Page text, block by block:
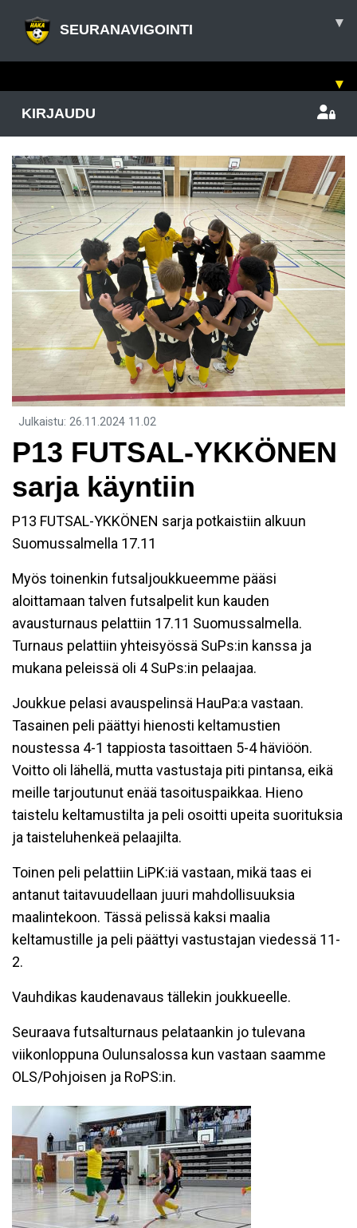
SEURANAVIGOINTI ▾
▾
KIRJAUDU
Julkaistu: 26.11.2024 11.02
P13 FUTSAL-YKKÖNEN
sarja käyntiin
P13 FUTSAL-YKKÖNEN sarja potkaistiin alkuun
Suomussalmella 17.11
Myös toinenkin futsaljoukkueemme pääsi
aloittamaan talven futsalpelit kun kauden
avausturnaus pelattiin 17.11 Suomussalmella.
Turnaus pelattiin yhteisyössä SuPs:in kanssa ja
mukana peleissä oli 4 SuPs:in pelaajaa.
Joukkue pelasi avauspelinsä HauPa:a vastaan.
Tasainen peli päättyi hienosti keltamustien
noustessa 4-1 tappiosta tasoittaen 5-4 häviöön.
Voitto oli lähellä, mutta vastustaja piti pintansa, eikä
meille tarjoutunut enää tasoituspaikkaa. Hieno
taistelu keltamustilta ja peli osoitti upeita suorituksia
ja taisteluhenkeä pelaajilta.
Toinen peli pelattiin LiPK:iä vastaan, mikä taas ei
antanut taitavuudellaan juuri mahdollisuuksia
maalintekoon. Tässä pelissä kaksi maalia
keltamustille ja peli päättyi vastustajan viedessä 11-
2.
Vauhdikas kaudenavaus tällekin joukkueelle.
Seuraava futsalturnaus pelataankin jo tulevana
viikonloppuna Oulunsalossa kun vastaan saamme
OLS/Pohjoisen ja RoPS:in.